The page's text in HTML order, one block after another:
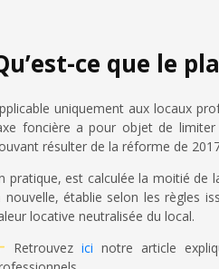
ce que le
uniquement aux locaux
foncière a pour objet de
résulter de la réforme de
pratique, est calculée la moitié de
nouvelle, établie selon les règles
locative neutralisée du local.
Retrouvezici notre article